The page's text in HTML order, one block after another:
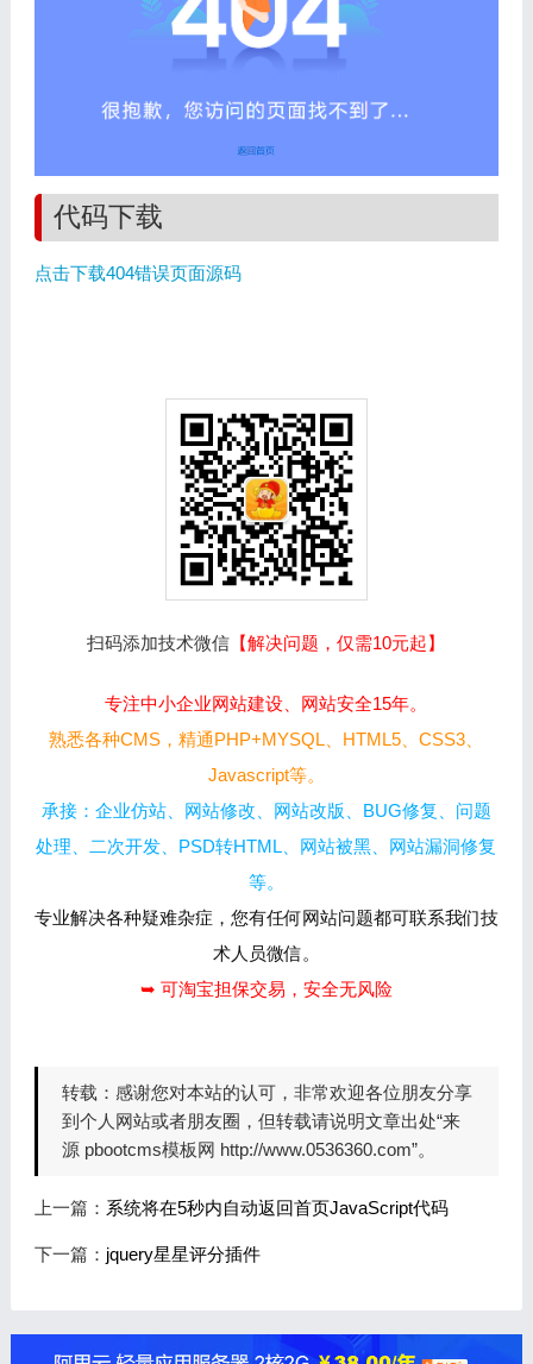
代码下载
点击下载404错误页面源码
扫码添加技术微信 【解决问题，仅需10元起】
专注中小企业网站建设、网站安全15年。
熟悉各种CMS，精通PHP+MYSQL、HTML5、CSS3、
Javascript等。
承接：企业仿站、网站修改、网站改版、BUG修复、问题
处理、二次开发、PSD转HTML、网站被黑、网站漏洞修复
等。
专业解决各种疑难杂症，您有任何网站问题都可联系我们技
术人员微信。
➥ 可淘宝担保交易，安全无风险
转载： 感谢您对本站的认可，非常欢迎各位朋友分享
到个人网站或者朋友圈，但转载请说明文章出处“来
源 pbootcms模板网 http://www.0536360.com”。
上一篇： 系统将在5秒内自动返回首页JavaScript代码
下一篇： jquery星星评分插件